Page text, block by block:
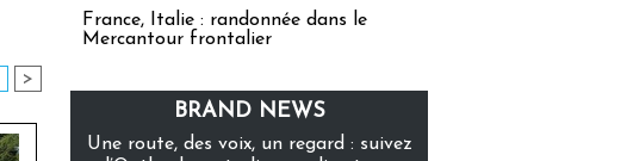
>
France, Italie : randonnée dans le
Mercantour frontalier
BRAND NEWS
Une route, des voix, un regard : suivez